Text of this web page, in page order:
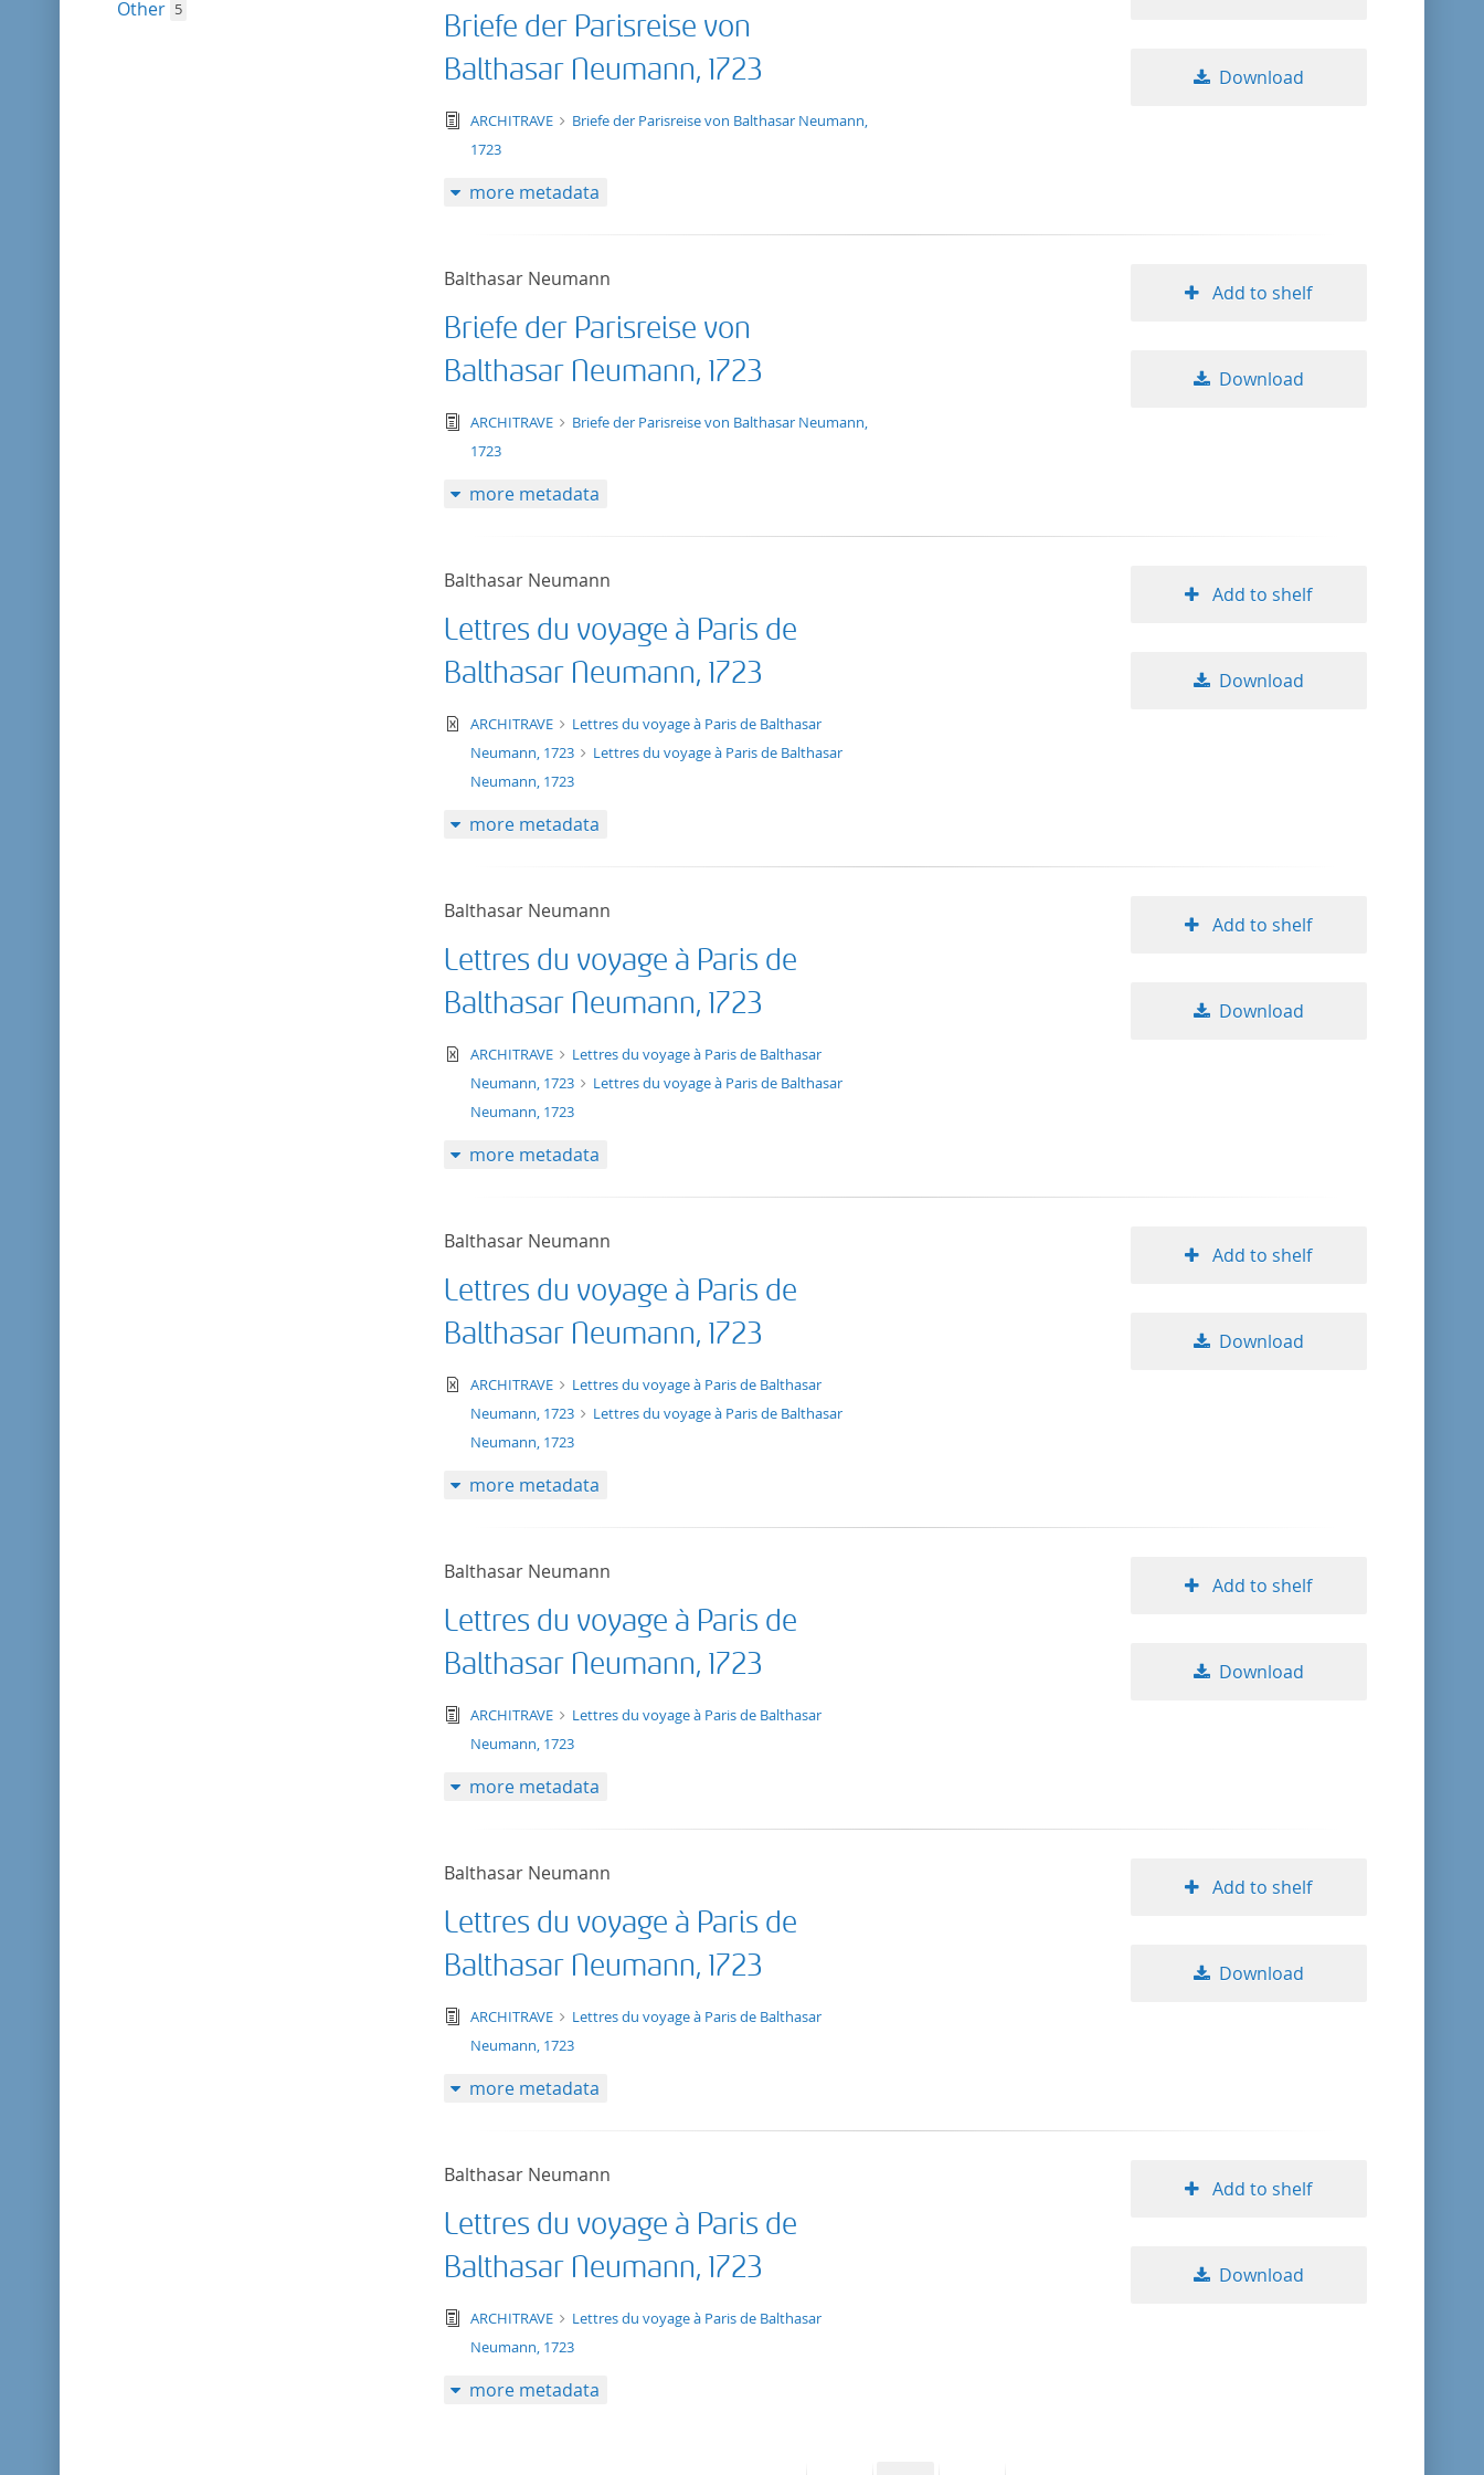
Other 5
Briefe der Parisreise von
Balthasar Neumann, 1723
text/tg.edition+tg.aggregation+xml
ARCHITRAVE
Briefe der Parisreise von Balthasar Neumann,
1723
Download
more metadata
Balthasar Neumann
Briefe der Parisreise von
Balthasar Neumann, 1723
text/tg.edition+tg.aggregation+xml
ARCHITRAVE
Briefe der Parisreise von Balthasar Neumann,
1723
Add to shelf
Download
more metadata
Balthasar Neumann
Lettres du voyage à Paris de
Balthasar Neumann, 1723
text/xml
ARCHITRAVE
Lettres du voyage à Paris de Balthasar
Neumann, 1723
Lettres du voyage à Paris de Balthasar
Neumann, 1723
Add to shelf
Download
more metadata
Balthasar Neumann
Lettres du voyage à Paris de
Balthasar Neumann, 1723
text/xml
ARCHITRAVE
Lettres du voyage à Paris de Balthasar
Neumann, 1723
Lettres du voyage à Paris de Balthasar
Neumann, 1723
Add to shelf
Download
more metadata
Balthasar Neumann
Lettres du voyage à Paris de
Balthasar Neumann, 1723
text/xml
ARCHITRAVE
Lettres du voyage à Paris de Balthasar
Neumann, 1723
Lettres du voyage à Paris de Balthasar
Neumann, 1723
Add to shelf
Download
more metadata
Balthasar Neumann
Lettres du voyage à Paris de
Balthasar Neumann, 1723
text/tg.edition+tg.aggregation+xml
ARCHITRAVE
Lettres du voyage à Paris de Balthasar
Neumann, 1723
Add to shelf
Download
more metadata
Balthasar Neumann
Lettres du voyage à Paris de
Balthasar Neumann, 1723
text/tg.edition+tg.aggregation+xml
ARCHITRAVE
Lettres du voyage à Paris de Balthasar
Neumann, 1723
Add to shelf
Download
more metadata
Balthasar Neumann
Lettres du voyage à Paris de
Balthasar Neumann, 1723
text/tg.edition+tg.aggregation+xml
ARCHITRAVE
Lettres du voyage à Paris de Balthasar
Neumann, 1723
Add to shelf
Download
more metadata